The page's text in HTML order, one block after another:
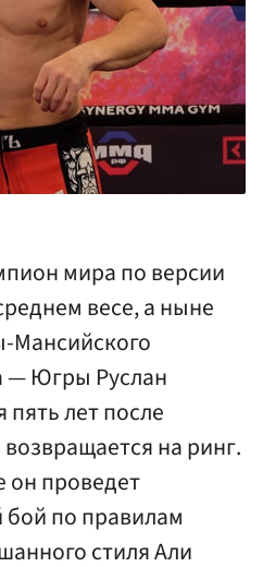
мира по версии
весе, а ныне
Мансийского
— Югры Руслан
лет после
на ринг.
он проведет
по правилам
стиля Али